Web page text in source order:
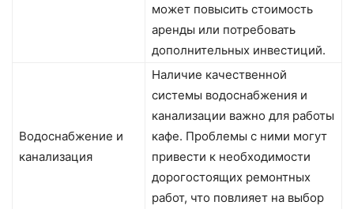
может повысить стоимость
аренды или потребовать
дополнительных инвестиций.
Водоснабжение и
канализация
Наличие качественной
системы водоснабжения и
канализации важно для работы
кафе. Проблемы с ними могут
привести к необходимости
дорогостоящих ремонтных
работ, что повлияет на выбор